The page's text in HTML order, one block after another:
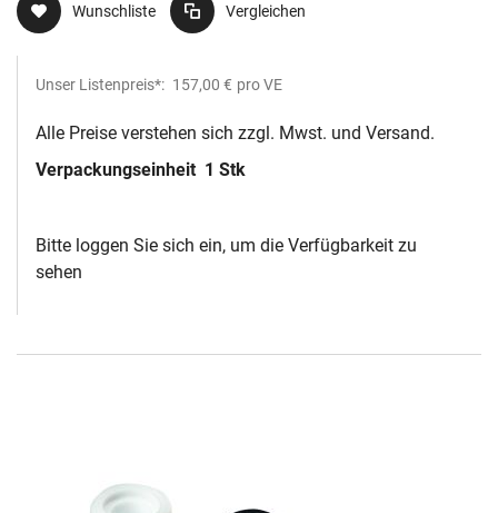
Wunschliste Vergleichen
Unser Listenpreis*: 157,00 € pro VE
Alle Preise verstehen sich zzgl. Mwst. und Versand.
Verpackungseinheit 1 Stk
Bitte loggen Sie sich ein, um die Verfügbarkeit zu
sehen